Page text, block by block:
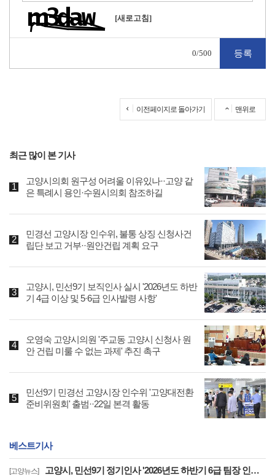
[새로고침]
0/500
이전페이지로 돌아가기 맨위로
최근 많이 본 기사
고양시의회 원구성 어려울 이유있나··고양 같
은 특례시 용인·수원시의회 참조하길
민경선 고양시장 인수위, 불통 상징 신청사건
립단 보고 거부··원안건립 계획 요구
고양시, 민선9기 보직인사 실시 '2026년도 하반
기 4급 이상 및 5·6급 인사발령 사항'
오영숙 고양시의원 '주교동 고양시 신청사 원
안 건립 미룰 수 없는 과제' 추진 촉구
민선9기 민경선 고양시장 인수위 '고양대전환
준비위원회' 출범··22일 본격 활동
베스트기사
[고양뉴스] 고양시, 민선9기 정기인사 '2026년도 하반기 6급 팀장 인사발령 사항'